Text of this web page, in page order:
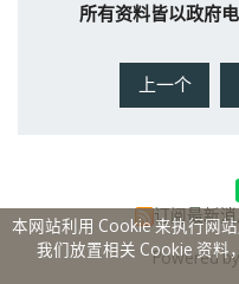
所有资料皆以政府
上一个
订阅最新
Powered
本网站利用 Cookie 来执行网
我们放置相关 Cookie 资料